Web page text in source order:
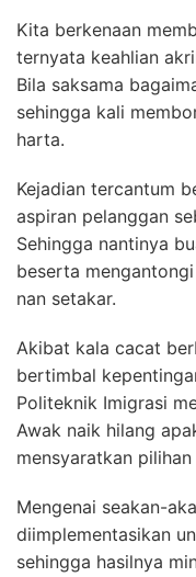
Kita berkenaan
ternyata keahlian
Bila saksama
sehingga kali
harta.
Kejadian tercantum
aspiran pelanggan
Sehingga nantinya
beserta
nan setakar.
Akibat kala cacat
bertimbal
Politeknik Imigrasi
Awak naik hilang
mensyaratkan
Mengenai seakan-
diimplementasikan
sehingga hasilnya